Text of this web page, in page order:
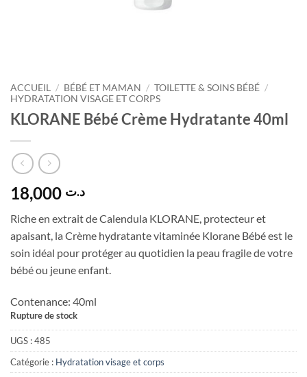
ACCUEIL / BÉBÉ ET MAMAN / TOILETTE & SOINS BÉBÉ /
HYDRATATION VISAGE ET CORPS
KLORANE Bébé Crème Hydratante 40ml
د.ت
Riche en extrait de Calendula KLORANE, protecteur et
apaisant, la Crème hydratante vitaminée Klorane Bébé est le
soin idéal pour protéger au quotidien la peau fragile de votre
bébé ou jeune enfant.
Contenance: 40ml
Rupture de stock
UGS :485
Catégorie : Hydratation visage et corps